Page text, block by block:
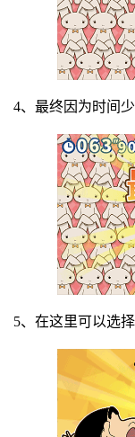
4、最终因为时间
5、在这里可以选